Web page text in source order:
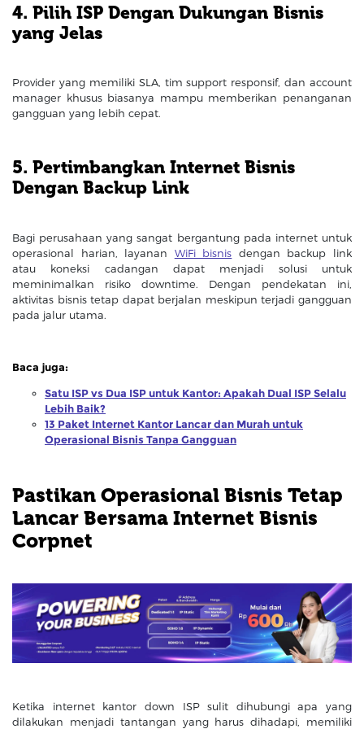
4. Pilih ISP Dengan Dukungan Bisnis
yang Jelas
Provider yang memiliki SLA, tim support responsif, dan account
manager khusus biasanya mampu memberikan penanganan
gangguan yang lebih cepat.
5. Pertimbangkan Internet Bisnis
Dengan Backup Link
Bagi perusahaan yang sangat bergantung pada internet untuk
operasional harian, layanan WiFi bisnis dengan backup link
atau koneksi cadangan dapat menjadi solusi untuk
meminimalkan risiko downtime. Dengan pendekatan ini,
aktivitas bisnis tetap dapat berjalan meskipun terjadi gangguan
pada jalur utama.
Baca juga:
Satu ISP vs Dua ISP untuk Kantor: Apakah Dual ISP Selalu
Lebih Baik?
13 Paket Internet Kantor Lancar dan Murah untuk
Operasional Bisnis Tanpa Gangguan
Pastikan Operasional Bisnis Tetap
Lancar Bersama Internet Bisnis
Corpnet
Ketika internet kantor down ISP sulit dihubungi apa yang
dilakukan menjadi tantangan yang harus dihadapi, memiliki